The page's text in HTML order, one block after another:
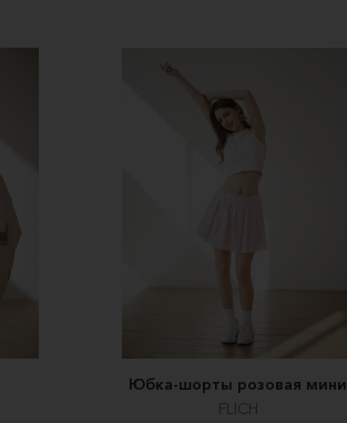
Юбка-шорты розовая мини
FLICH